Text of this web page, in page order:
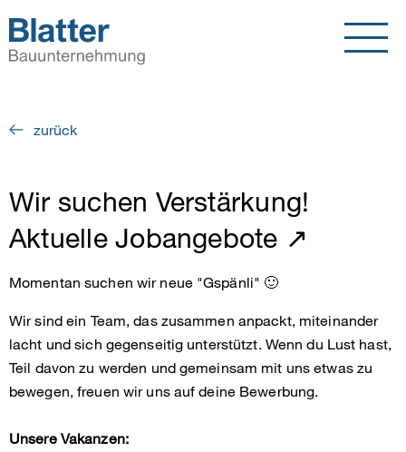
zurück
Wir suchen Verstärkung!
Aktuelle Jobangebote ↗️
Momentan suchen wir neue "Gspänli" 🙂
Wir sind ein Team, das zusammen anpackt, miteinander
lacht und sich gegenseitig unterstützt. Wenn du Lust hast,
Teil davon zu werden und gemeinsam mit uns etwas zu
bewegen, freuen wir uns auf deine Bewerbung.
Unsere Vakanzen: